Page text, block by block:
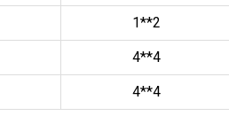
1**2
4**4
4**4